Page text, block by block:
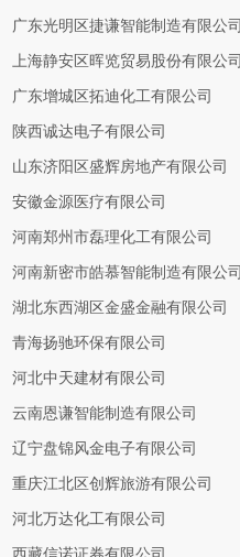
广东光明区捷谦智能制造有限公司
上海静安区晖览贸易股份有限公司
广东增城区拓迪化工有限公司
陕西诚达电子有限公司
山东济阳区盛辉房地产有限公司
安徽金源医疗有限公司
河南郑州市磊理化工有限公司
河南新密市皓慕智能制造有限公司
湖北东西湖区金盛金融有限公司
青海扬驰环保有限公司
河北中天建材有限公司
云南恩谦智能制造有限公司
辽宁盘锦风金电子有限公司
重庆江北区创辉旅游有限公司
河北万达化工有限公司